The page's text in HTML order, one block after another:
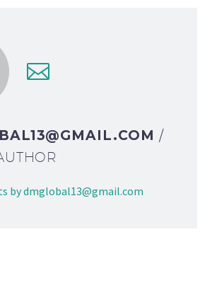
/
by dmglobal13@gmail.com